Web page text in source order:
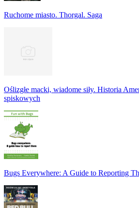
Ruchome miasto. Thorgal. Saga
Oślizgłe macki, wiadome siły. Historia
spiskowych
Bugs Everywhere: A Guide to Reporting